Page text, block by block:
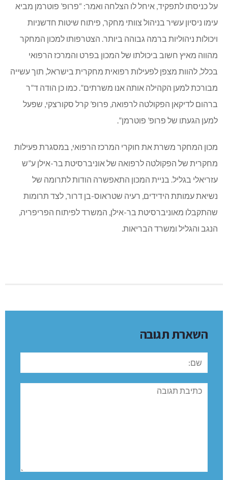
על כניסתו לתפקיד, איחל לו הצלחה ואמר: “פרופ’ פוטרמן מביא
עימו ניסיון עשיר בניהול צוותי מחקר, פיתוח שיטות חדשניות
ויכולות ניהוליות ברמה גבוהה ביותר. הצטרפותו למכון המחקר
מהווה מאיץ חשוב ביכולתו של המכון בפרט והמרכז הרפואי
בכלל, להוות מצפן לפעילות רפואית מחקרית בישראל, תוך עשייה
מבורכת למען הקהילה אותה אנו משרתים”. כמו כן הודה ד”ר
ברהום לדיקאן הפקולטה לרפואה, פרופ’ קרל סקורצקי, שפעל
למען הגעתו של פרופ’ פוטרמן”.
מכון המחקר משרת את חוקרי המרכז הרפואי, במסגרת פעילות
מחקרית של הפקולטה לרפואה של אוניברסיטת בר-אילן ע”ש
עזריאלי בגליל. בניית המכון התאפשרה הודות לתרומה של
נשיאת עמותת הידידים, רעיה שטראוס-בן דרור, לצד תרומות
שהתקבלו מאוניברסיטת בר-אילן, המשרד לפיתוח הפריפריה,
הנגב והגליל ומשרד הבריאות.
השארת תגובה
שם:
תגובה